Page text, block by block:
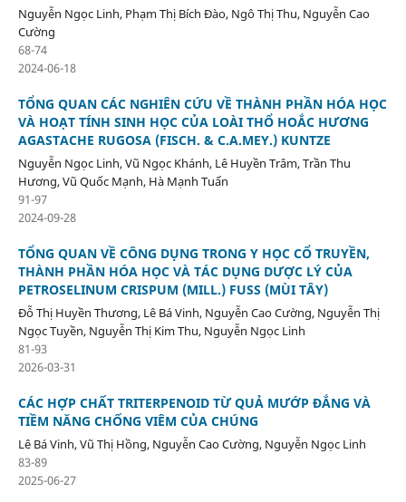
Nguyễn Ngọc Linh, Phạm Thị Bích Đào, Ngô Thị Thu, Nguyễn Cao
Cường
68-74
2024-06-18
TỔNG QUAN CÁC NGHIÊN CỨU VỀ THÀNH PHẦN HÓA HỌC
VÀ HOẠT TÍNH SINH HỌC CỦA LOÀI THỔ HOẮC HƯƠNG
AGASTACHE RUGOSA (FISCH. & C.A.MEY.) KUNTZE
Nguyễn Ngọc Linh, Vũ Ngọc Khánh, Lê Huyền Trâm, Trần Thu
Hương, Vũ Quốc Mạnh, Hà Mạnh Tuấn
91-97
2024-09-28
TỔNG QUAN VỀ CÔNG DỤNG TRONG Y HỌC CỔ TRUYỀN,
THÀNH PHẦN HÓA HỌC VÀ TÁC DỤNG DƯỢC LÝ CỦA
PETROSELINUM CRISPUM (MILL.) FUSS (MÙI TÂY)
Đỗ Thị Huyền Thương, Lê Bá Vinh, Nguyễn Cao Cường, Nguyễn Thị
Ngọc Tuyền, Nguyễn Thị Kim Thu, Nguyễn Ngọc Linh
81-93
2026-03-31
CÁC HỢP CHẤT TRITERPENOID TỪ QUẢ MƯỚP ĐẮNG VÀ
TIỀM NĂNG CHỐNG VIÊM CỦA CHÚNG
Lê Bá Vinh, Vũ Thị Hồng, Nguyễn Cao Cường, Nguyễn Ngọc Linh
83-89
2025-06-27